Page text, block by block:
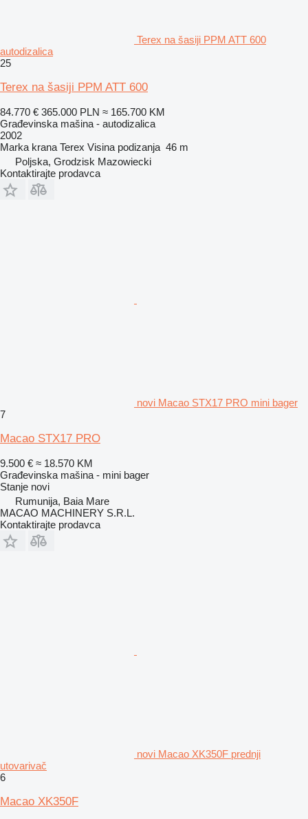
Terex na šasiji PPM ATT 600
autodizalica
25
Terex na šasiji PPM ATT 600
84.770 € 365.000 PLN ≈ 165.700 KM
Građevinska mašina - autodizalica
2002
Marka krana Terex Visina podizanja 46 m
Poljska, Grodzisk Mazowiecki
Kontaktirajte prodavca
novi Macao STX17 PRO mini bager
7
Macao STX17 PRO
9.500 € ≈ 18.570 KM
Građevinska mašina - mini bager
Stanje novi
Rumunija, Baia Mare
MACAO MACHINERY S.R.L.
Kontaktirajte prodavca
novi Macao XK350F prednji
utovarivač
6
Macao XK350F